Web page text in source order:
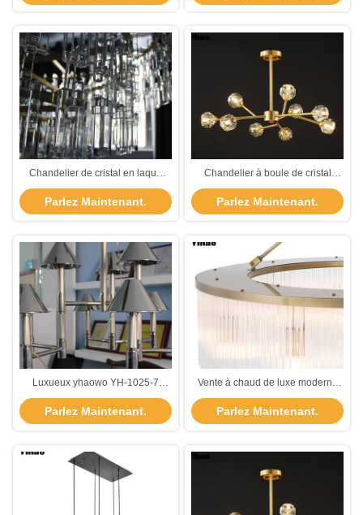
sophistiquée
Chandelier de cristal en laque
bronzé finition de cuivre à
plusieurs niveaux Chandelier
rond de 91 cm de diamètre
Parlez Maintenant.
Chandelier à boule de cristal
cluster scintillant - Chandelier en
laiton en cristal pour la lumière du
plafond intérieur
Parlez Maintenant.
Luxueux yhaowo YH-1025-7
Lustre en laiton cristallin pour le
plafond intérieur monté
Parlez Maintenant.
Vente à chaud de luxe moderne
art intérieur de cristal décoratif
décoration lumineuse luxe
plafond lustre restaurant
Parlez Maintenant.